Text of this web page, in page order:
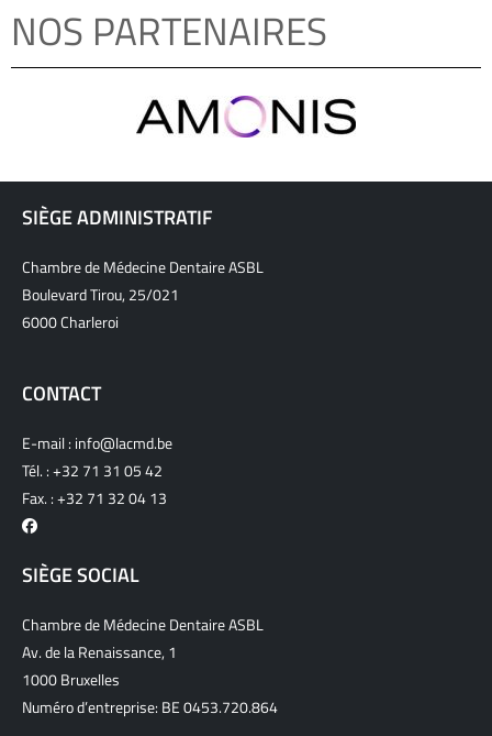
NOS PARTENAIRES
SIÈGE ADMINISTRATIF
Chambre de Médecine Dentaire ASBL
Boulevard Tirou, 25/021
6000 Charleroi
CONTACT
E-mail : info@lacmd.be
Tél. :+32 71 31 05 42
Fax. : +32 71 32 04 13
SIÈGE SOCIAL
Chambre de Médecine Dentaire ASBL
Av. de la Renaissance, 1
1000 Bruxelles
Numéro d’entreprise: BE 0453.720.864